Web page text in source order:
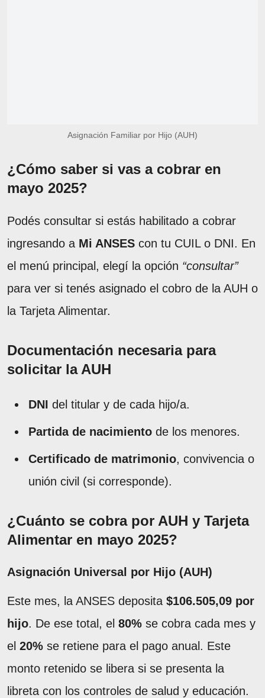
Asignación Familiar por Hijo (AUH)
¿Cómo saber si vas a cobrar en
mayo 2025?
Podés consultar si estás habilitado a cobrar
ingresando a Mi ANSES con tu CUIL o DNI. En
el menú principal, elegí la opción “consultar”
para ver si tenés asignado el cobro de la AUH o
la Tarjeta Alimentar.
Documentación necesaria para
solicitar la AUH
DNI del titular y de cada hijo/a.
Partida de nacimiento de los menores.
Certificado de matrimonio, convivencia o
unión civil (si corresponde).
¿Cuánto se cobra por AUH y Tarjeta
Alimentar en mayo 2025?
Asignación Universal por Hijo (AUH)
Este mes, la ANSES deposita $106.505,09 por
hijo. De ese total, el 80% se cobra cada mes y
el 20% se retiene para el pago anual. Este
monto retenido se libera si se presenta la
libreta con los controles de salud y educación.